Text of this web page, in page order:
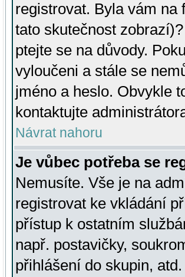
registrovat. Byla vám na
tato skutečnost
ptejte se na důvody.
vyloučeni a stále se
jméno a heslo. Obvykle
kontaktujte
Návrat nahoru
Je vůbec potřeba se
Nemusíte. Vše je na
registrovat ke vkládání
přístup k ostatním
např. postavičky,
přihlášení do skupin,